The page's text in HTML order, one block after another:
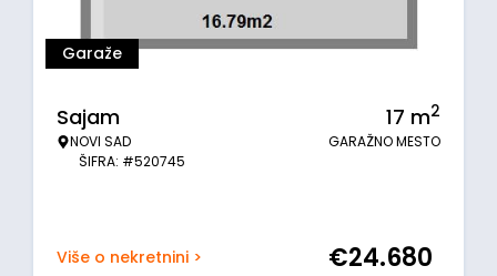
Garaže
Sajam
NOVI SAD
ŠIFRA: #520745
17 m2
GARAŽNO MESTO
Više o nekretnini > €24.680